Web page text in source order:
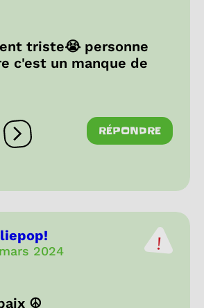
triste😭 personne
c'est un manque de
Ouvrir les réactions
RÉPONDRE
2024
☮️